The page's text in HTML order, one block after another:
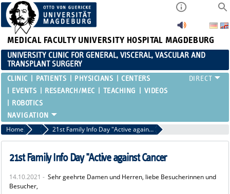
MEDICAL FACULTY UNIVERSITY HOSPITAL MAGDEBURG
UNIVERSITY CLINIC FOR GENERAL, VISCERAL, VASCULAR AND
TRANSPLANT SURGERY
CLINIC PATIENTS PHYSICIANS
CENTERS
EVENTS
RESEARCH/MEC TEACHING
VIDEOS
ROBOTICS
Home Past events 21st Family Info Day "Active against Cancer
21st Family Info Day "Active against Cancer
14.10.2021 - Sehr geehrte Damen und Herren, liebe Besucherinnen und
Besucher,